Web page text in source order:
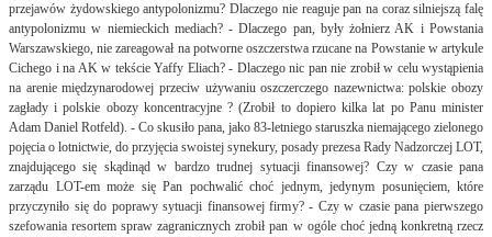
przejawów żydowskiego antypolonizmu? Dlaczego nie reaguje pan na coraz silniejszą falę
antypolonizmu w niemieckich mediach? - Dlaczego pan, były żołnierz AK i Powstania
Warszawskiego, nie zareagował na potworne oszczerstwa rzucane na Powstanie w artykule
Cichego i na AK w tekście Yaffy Eliach? - Dlaczego nic pan nie zrobił w celu wystąpienia
na arenie międzynarodowej przeciw używaniu oszczerczego nazewnictwa: polskie obozy
zagłady i polskie obozy koncentracyjne ? (Zrobił to dopiero kilka lat po Panu minister
Adam Daniel Rotfeld). - Co skusiło pana, jako 83-letniego staruszka niemającego zielonego
pojęcia o lotnictwie, do przyjęcia swoistej synekury, posady prezesa Rady Nadzorczej LOT,
znajdującego się skądinąd w bardzo trudnej sytuacji finansowej? Czy w czasie pana
zarządu LOT-em może się Pan pochwalić choć jednym, jedynym posunięciem, które
przyczyniło się do poprawy sytuacji finansowej firmy? - Czy w czasie pana pierwszego
szefowania resortem spraw zagranicznych zrobił pan w ogóle choć jedną konkretną rzecz